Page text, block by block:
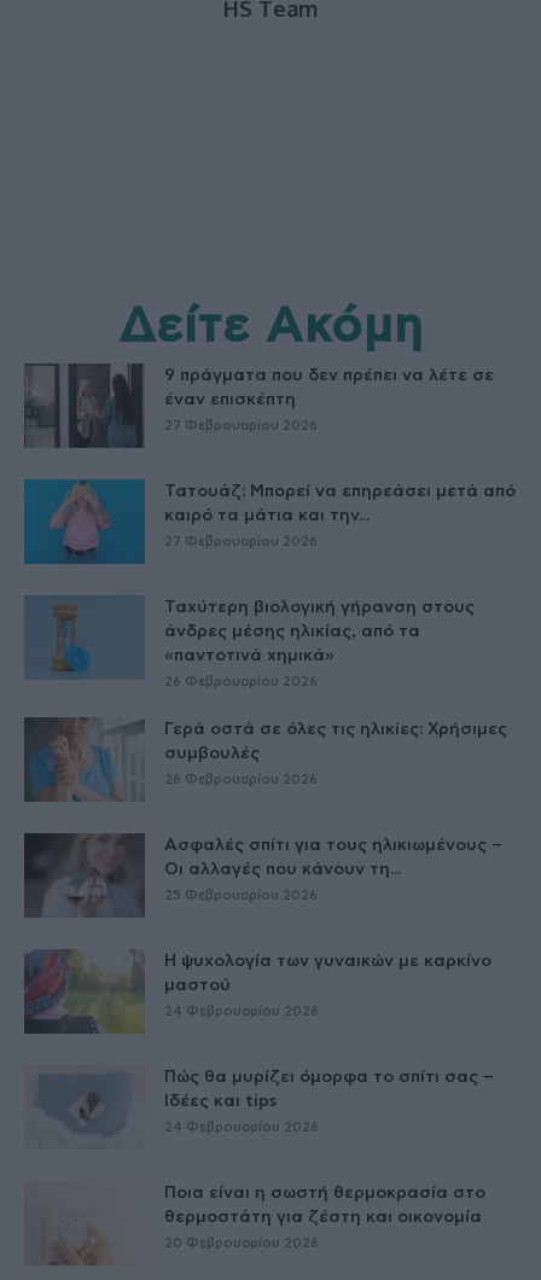
HS Team
Δείτε Ακόμη
9 πράγματα που δεν πρέπει να λέτε σε
έναν επισκέπτη
27 Φεβρουαρίου 2026
Τατουάζ: Μπορεί να επηρεάσει μετά από
καιρό τα μάτια και την...
27 Φεβρουαρίου 2026
Ταχύτερη βιολογική γήρανση στους
άνδρες μέσης ηλικίας, από τα
«παντοτινά χημικά»
26 Φεβρουαρίου 2026
Γερά οστά σε όλες τις ηλικίες: Χρήσιμες
συμβουλές
26 Φεβρουαρίου 2026
Ασφαλές σπίτι για τους ηλικιωμένους –
Οι αλλαγές που κάνουν τη...
25 Φεβρουαρίου 2026
Η ψυχολογία των γυναικών με καρκίνο
μαστού
24 Φεβρουαρίου 2026
Πώς θα μυρίζει όμορφα το σπίτι σας –
Ιδέες και tips
24 Φεβρουαρίου 2026
Ποια είναι η σωστή θερμοκρασία στο
θερμοστάτη για ζέστη και οικονομία
20 Φεβρουαρίου 2026